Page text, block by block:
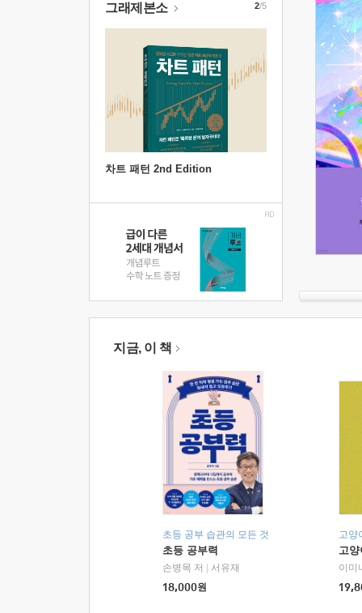
그래제본소
차트 패턴 2nd Edition
2/5
지금, 이 책
초등 공부 습관의 모든 것
초등 공부력
손병목 저
서유재
18,000원
고양
고
이미